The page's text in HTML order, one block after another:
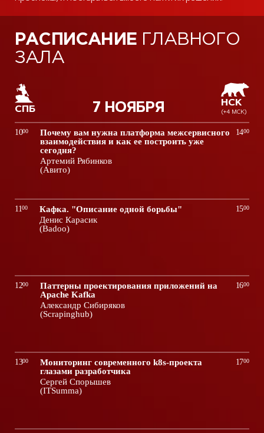
РАСПИСАНИЕ ГЛАВНОГО
ЗАЛА
СПБ 7 НОЯБРЯ НСК
(+4 МСК)
1000
Почему вам нужна платформа межсервисного
взаимодействия и как ее построить уже
сегодня?
Артемий Рябинков
(Авито)
1400
1100
Кафка. "Описание одной борьбы"
Денис Карасик
(Badoo)
1500
1200
Паттерны проектирования приложений на
Apache Kafka
Александр Сибиряков
(Scrapinghub)
1600
1300
Мониторинг современного k8s-проекта
глазами разработчика
Сергей Спорышев
(ITSumma)
1700